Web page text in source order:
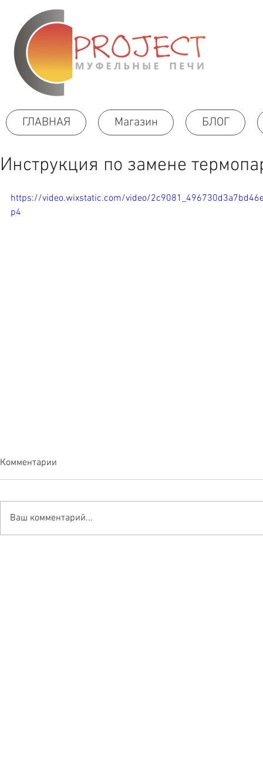
ГЛАВНАЯ Магазин БЛОГ
Инструкция по замене
https://video.wixstatic.com/video/
p4
Комментарии
Ваш комментарий...